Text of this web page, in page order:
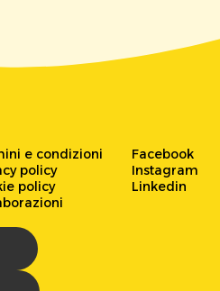
e condizioni
policy
policy
Facebook
Instagram
Linkedin